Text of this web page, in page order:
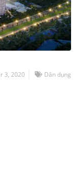
3, 2020 Dân dụng